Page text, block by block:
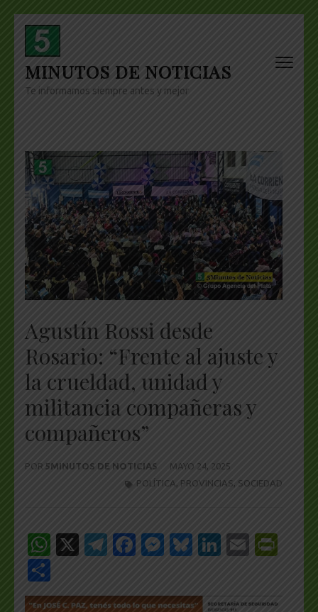
Skip
content
(Press
Enter)
MINUTOS DE NOTICIAS
Te informamos siempre antes y mejor
Agustín Rossi desde
Rosario: “Frente al ajuste y
la crueldad, unidad y
militancia compañeras y
compañeros”
POR 5MINUTOS DE NOTICIAS
MAYO 24, 2025
POLÍTICA , PROVINCIAS, SOCIEDAD
WhatsApp
X Telegram
Facebook
Messenger
Bluesky
LinkedIn
Email